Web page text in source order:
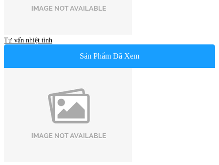
Tư vấn nhiệt tình
Sản Phẩm Đã Xem